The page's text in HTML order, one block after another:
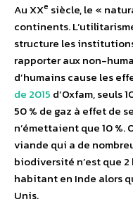
Au XXe siècle, le «
continents.
structure les
rapporter aux non-
d’humains cause les
de 2015 d’Oxfam, seuls
50 % de gaz à effet de
n’émettaient que 10 %.
viande qui a de
biodiversité n’est que
habitant en Inde alors
Unis.